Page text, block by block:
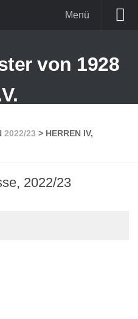
Menü
2022/23 > HERREN IV,
2022/23